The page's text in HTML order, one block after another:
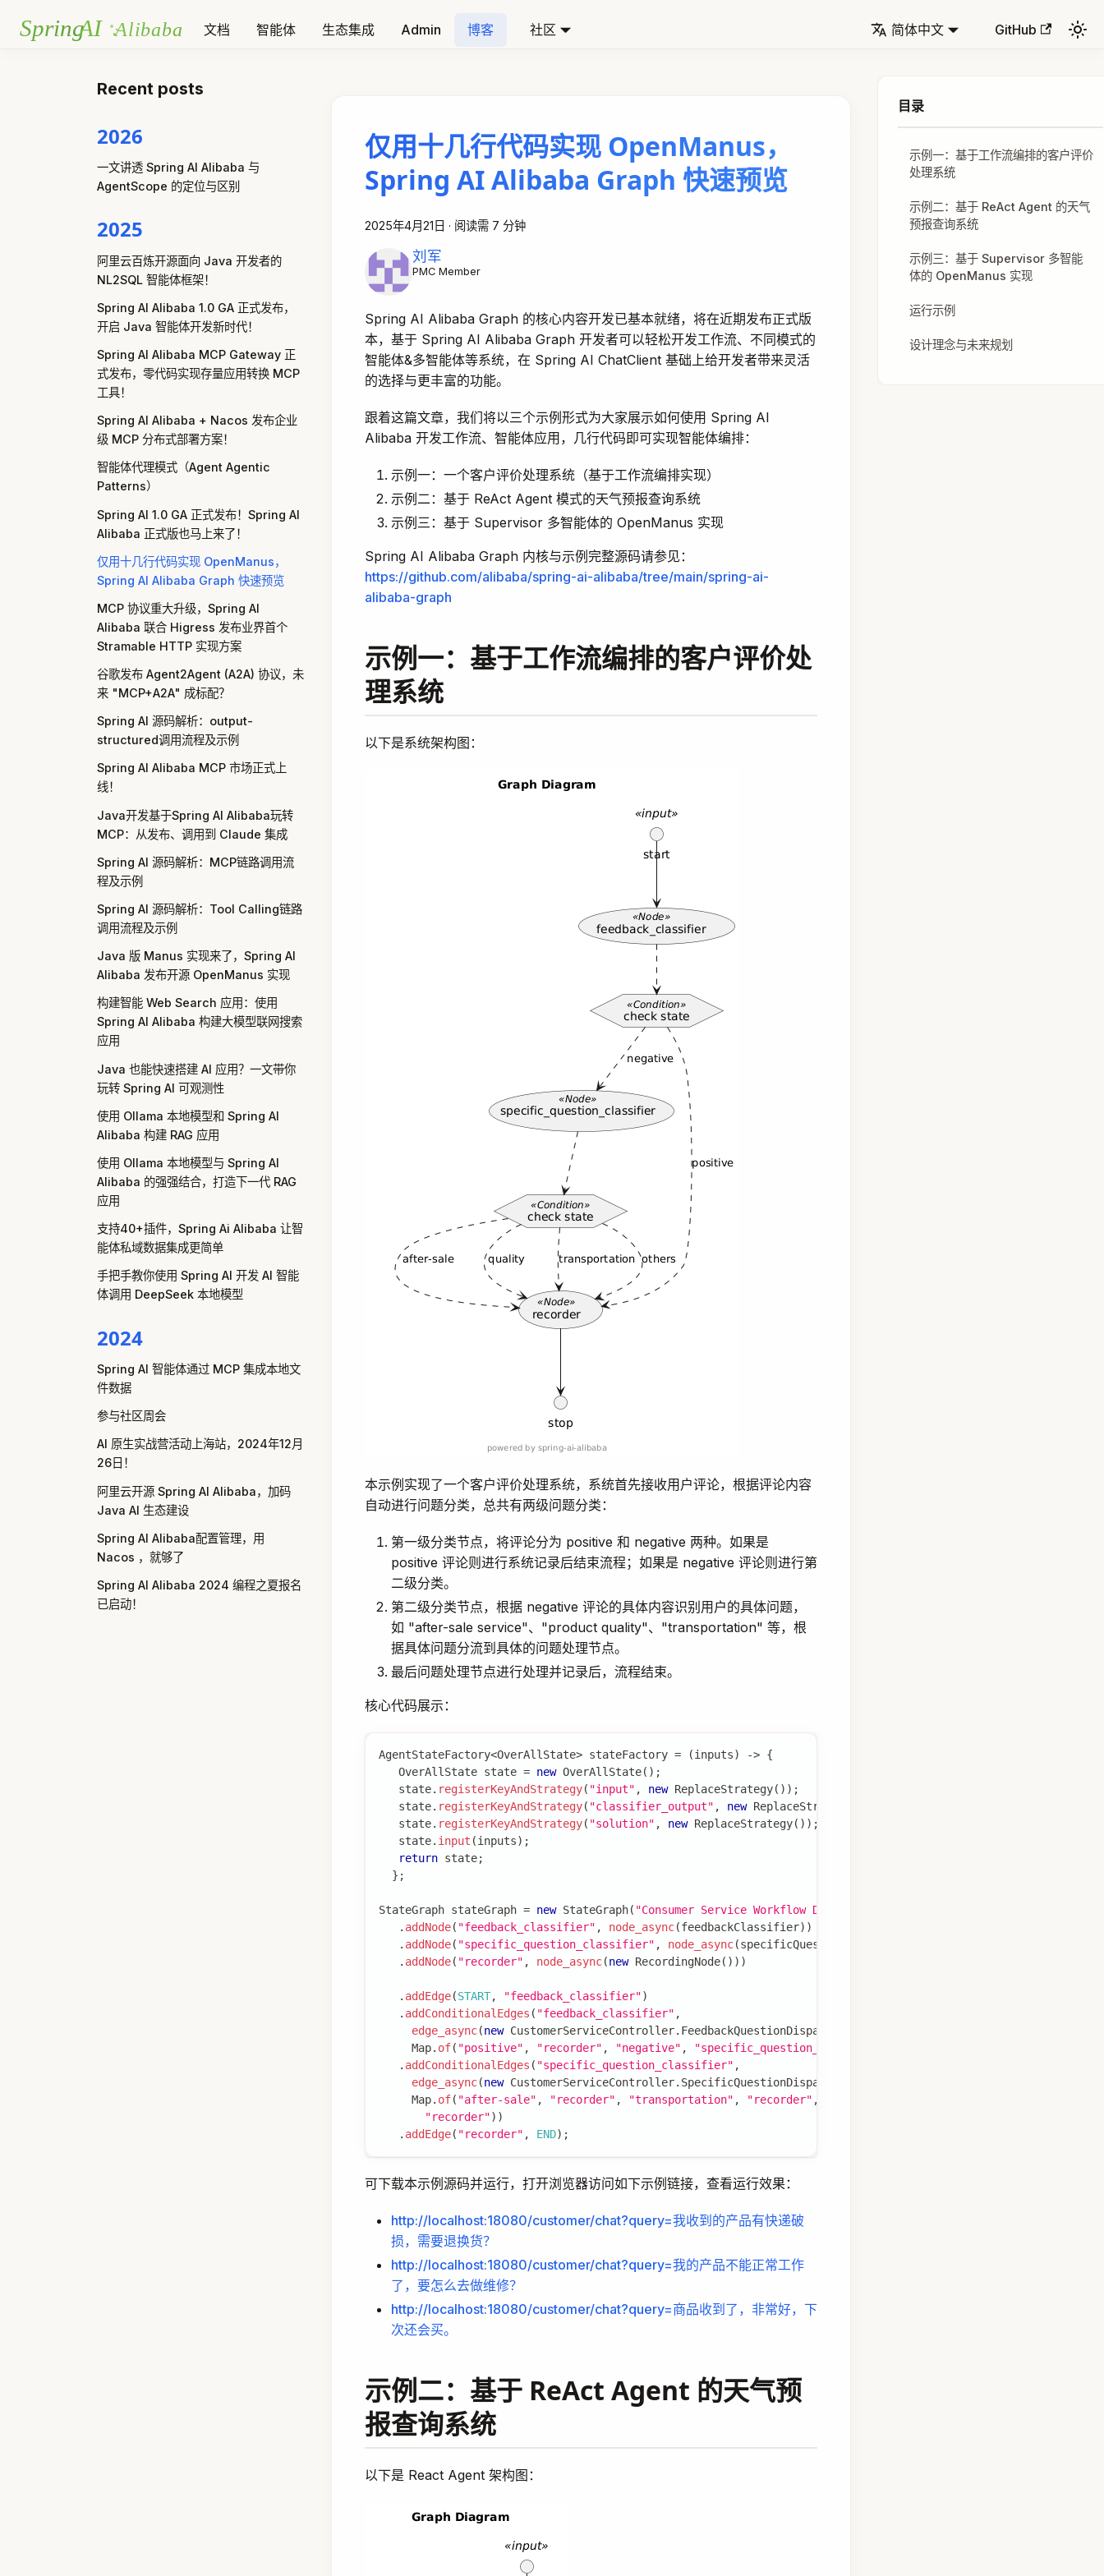
文档 智能体 生态集成 Admin 博客 社区 简体中文 GitHub
Recent posts
2026
一文讲透 Spring AI Alibaba 与
AgentScope 的定位与区别
2025
阿里云百炼开源面向 Java 开发者的
NL2SQL 智能体框架！
Spring AI Alibaba 1.0 GA 正式发布，
开启 Java 智能体开发新时代！
Spring AI Alibaba MCP Gateway 正
式发布，零代码实现存量应用转换 MCP
工具！
Spring AI Alibaba + Nacos 发布企业
级 MCP 分布式部署方案！
智能体代理模式（Agent Agentic
Patterns）
Spring AI 1.0 GA 正式发布！Spring AI
Alibaba 正式版也马上来了！
仅用十几行代码实现 OpenManus，
Spring AI Alibaba Graph 快速预览
MCP 协议重大升级，Spring AI
Alibaba 联合 Higress 发布业界首个
Stramable HTTP 实现方案
谷歌发布 Agent2Agent (A2A) 协议，未
来 "MCP+A2A" 成标配？
Spring AI 源码解析：output-
structured调用流程及示例
Spring AI Alibaba MCP 市场正式上
线！
Java开发基于Spring AI Alibaba玩转
MCP：从发布、调用到 Claude 集成
Spring AI 源码解析：MCP链路调用流
程及示例
Spring AI 源码解析：Tool Calling链路
调用流程及示例
Java 版 Manus 实现来了，Spring AI
Alibaba 发布开源 OpenManus 实现
构建智能 Web Search 应用：使用
Spring AI Alibaba 构建大模型联网搜索
应用
Java 也能快速搭建 AI 应用？一文带你
玩转 Spring AI 可观测性
使用 Ollama 本地模型和 Spring AI
Alibaba 构建 RAG 应用
使用 Ollama 本地模型与 Spring AI
Alibaba 的强强结合，打造下一代 RAG
应用
支持40+插件，Spring Ai Alibaba 让智
能体私域数据集成更简单
手把手教你使用 Spring AI 开发 AI 智能
体调用 DeepSeek 本地模型
2024
Spring AI 智能体通过 MCP 集成本地文
件数据
参与社区周会
AI 原生实战营活动上海站，2024年12月
26日！
阿里云开源 Spring AI Alibaba，加码
Java AI 生态建设
Spring AI Alibaba配置管理，用
Nacos ，就够了
Spring AI Alibaba 2024 编程之夏报名
已启动！
仅用十几行代码实现 OpenManus，
Spring AI Alibaba Graph 快速预览
2025年4月21日 · 阅读需 7 分钟
刘军
PMC Member
Spring AI Alibaba Graph 的核心内容开发已基本就绪，将在近期发布正式版
本，基于 Spring AI Alibaba Graph 开发者可以轻松开发工作流、不同模式的
智能体&多智能体等系统，在 Spring AI ChatClient 基础上给开发者带来灵活
的选择与更丰富的功能。
跟着这篇文章，我们将以三个示例形式为大家展示如何使用 Spring AI
Alibaba 开发工作流、智能体应用，几行代码即可实现智能体编排：
示例一：一个客户评价处理系统（基于工作流编排实现）
示例二：基于 ReAct Agent 模式的天气预报查询系统
示例三：基于 Supervisor 多智能体的 OpenManus 实现
Spring AI Alibaba Graph 内核与示例完整源码请参见：
https://github.com/alibaba/spring-ai-alibaba/tree/main/spring-ai-
alibaba-graph
示例一：基于工作流编排的客户评价处
理系统
以下是系统架构图：
本示例实现了一个客户评价处理系统，系统首先接收用户评论，根据评论内容
自动进行问题分类，总共有两级问题分类：
第一级分类节点，将评论分为 positive 和 negative 两种。如果是
positive 评论则进行系统记录后结束流程；如果是 negative 评论则进行第
二级分类。
第二级分类节点，根据 negative 评论的具体内容识别用户的具体问题，
如 "after-sale service"、"product quality"、"transportation" 等，根
据具体问题分流到具体的问题处理节点。
最后问题处理节点进行处理并记录后，流程结束。
核心代码展示：
AgentStateFactory<OverAllState> stateFactory = (inputs) -> {
OverAllState state = new OverAllState( ) ;
   state
. registerKeyAndStrategy( "input" , new ReplaceStrategy( ) ) ;
   state
. registerKeyAndStrategy( "classifier_output" , new ReplaceStrategy
   state
. registerKeyAndStrategy( "solution" , new ReplaceStrategy( ) ) ;
   state
. input (inputs) ;
return state;
} ;
StateGraph stateGraph = new StateGraph( "Consumer Service Workflow Demo"
. addNode( "feedback_classifier" , node_async(feedbackClassifier) )
. addNode( "specific_question_classifier" , node_async(specificQuestionClassifier
. addNode( "recorder" , node_async(new RecordingNode( ) ) )
. addEdge(START, "feedback_classifier")
. addConditionalEdges ( "feedback_classifier" ,
edge_async(new CustomerServiceController. FeedbackQuestionDispatcher
Map. of( "positive" , "recorder" , "negative" , "specific_question_classifier"
. addConditionalEdges ( "specific_question_classifier" ,
edge_async(new CustomerServiceController. SpecificQuestionDispatcher
Map. of( "after-sale" , "recorder" , "transportation" , "recorder" ,
"recorder") )
. addEdge( "recorder" , END) ;
可下载本示例源码并运行，打开浏览器访问如下示例链接，查看运行效果：
http://localhost:18080/customer/chat?query=我收到的产品有快递破
损，需要退换货？
http://localhost:18080/customer/chat?query=我的产品不能正常工作
了，要怎么去做维修？
http://localhost:18080/customer/chat?query=商品收到了，非常好，下
次还会买。
示例二：基于 ReAct Agent 的天气预
报查询系统
以下是 React Agent 架构图：
示例一：基于工作流编排的客户评价
处理系统
示例二：基于 ReAct Agent 的天气
预报查询系统
示例三：基于 Supervisor 多智能
体的 OpenManus 实现
运行示例
设计理念与未来规划